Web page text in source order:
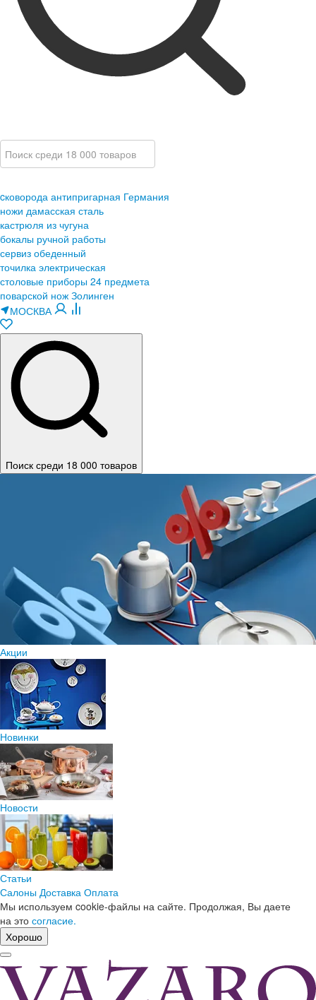
cковорода антипригарная Германия
ножи дамасская сталь
кастрюля из чугуна
бокалы ручной работы
сервиз обеденный
точилка электрическая
столовые приборы 24 предмета
поварской нож Золинген
МОСКВА
Поиск среди 18 000 товаров
Акции
Новинки
Новости
Статьи
Салоны Доставка Оплата
Мы используем cookie-файлы на сайте. Продолжая, Вы даете
на это согласие.
Хорошо